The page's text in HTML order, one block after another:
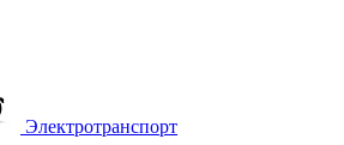
Электротранспорт